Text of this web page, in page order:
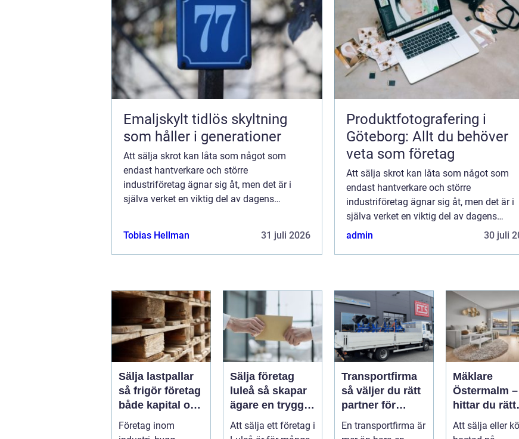
Emaljskylt tidlös skyltning
som håller i generationer
Att sälja skrot kan låta som något som
endast hantverkare och större
industriföretag ägnar sig åt, men det är i
själva verket en viktig del av dagens
Tobias Hellman
31 juli 2026
Produktfotografering i
Göteborg: Allt du behöver
veta som företag
Att sälja skrot kan låta som något som
endast hantverkare och större
industriföretag ägnar sig åt, men det är i
själva verket en viktig del av dagens
kretsloppssamhälle. Återvinning av
admin 30 juli
Sälja lastpallar
så frigör företag
både kapital och
lagerutrymme
Företag inom
Sälja företag
luleå så skapar
ägare en trygg
och lönsam
affär
Att sälja ett företag i
Transportfirma
så väljer du rätt
partner för
snabba och
trygga
En transportfirma är
Mäklare
Östermalm
hittar du rätt
kompetens
din
Att sälja eller